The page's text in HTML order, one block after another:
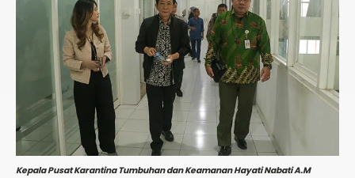
Kepala Pusat Karantina Tumbuhan dan Keamanan Hayati Nabati A.M